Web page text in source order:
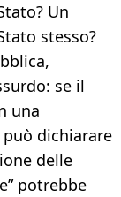
Un
stesso?
se il
una
può dichiarare
delle
potrebbe